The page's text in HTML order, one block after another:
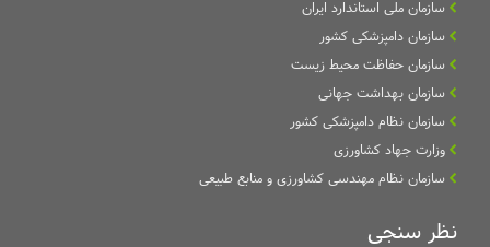
سازمان ملی استاندارد ایران
سازمان دامپزشکی کشور
سازمان حفاظت محیط زیست
سازمان بهداشت جهانی
سازمان نظام دامپزشکی کشور
وزارت جهاد کشاورزی
سازمان نظام مهندسی کشاورزی و منابع طبیعی
نظر سنجی